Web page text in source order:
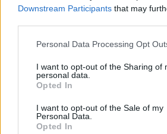
Downstream Participants that may
Please note that this website/app uses
not limited to your visit or usage
grant or deny consent to Google and
use your data for below specified
consent section.
Personal Data Processing Opt
I want to opt-out of the Sharing of
personal data.
Opted In
I want to opt-out of the Sale of my
Personal Data.
Opted In
ευρημάτων και ουσιαστικά
ερμηνεία με αυτήν που δώσανε
Καρακούκης» είπε ο
η ιατροδικαστής Χριστίνα
τοποθέτησε την ηπατική
σε «νέο κάδρο», αυτό της
οξυγόνου.